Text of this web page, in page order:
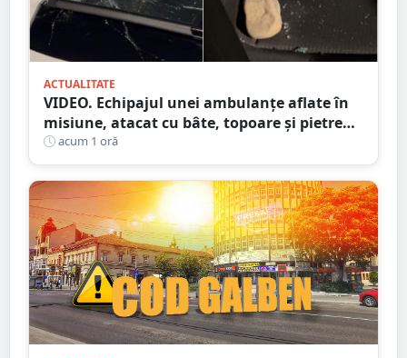
ACTUALITATE
VIDEO. Echipajul unei ambulanțe aflate în
misiune, atacat cu bâte, topoare și pietre
într-un județ din țară. Totul din cauza
zvonurilor de pe Tik Tok
acum 1 oră